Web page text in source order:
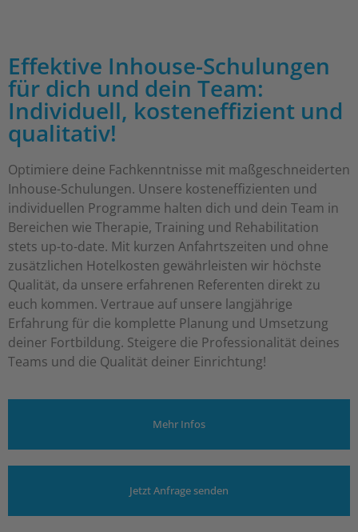
Effektive Inhouse-Schulungen
für dich und dein Team:
Individuell, kosteneffizient und
qualitativ!
Optimiere deine Fachkenntnisse mit maßgeschneiderten
Inhouse-Schulungen. Unsere kosteneffizienten und
individuellen Programme halten dich und dein Team in
Bereichen wie Therapie, Training und Rehabilitation
stets up-to-date. Mit kurzen Anfahrtszeiten und ohne
zusätzlichen Hotelkosten gewährleisten wir höchste
Qualität, da unsere erfahrenen Referenten direkt zu
euch kommen. Vertraue auf unsere langjährige
Erfahrung für die komplette Planung und Umsetzung
deiner Fortbildung. Steigere die Professionalität deines
Teams und die Qualität deiner Einrichtung!
Mehr Infos
Jetzt Anfrage senden